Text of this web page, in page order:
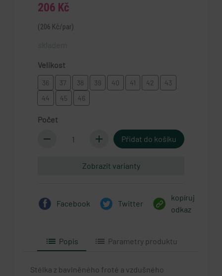
206 Kč
(206 Kč/par)
Velikost
36 37 38 39 40 41 42
43
44
45 46
Počet
remove add
Zobrazit varianty
Facebook Twitter
kopíruj
odkaz
list Popis list Parametry produktu
Stélka z bavlněného froté a vzdušného